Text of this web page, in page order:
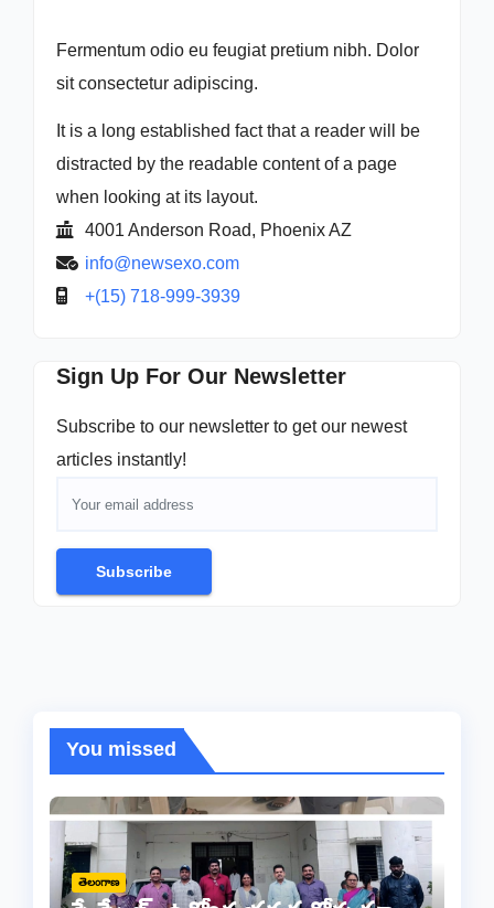
Fermentum odio eu feugiat pretium nibh. Dolor
sit consectetur adipiscing.
It is a long established fact that a reader will be
distracted by the readable content of a page
when looking at its layout.
4001 Anderson Road, Phoenix AZ
info@newsexo.com
+(15) 718-999-3939
Sign Up For Our Newsletter
Subscribe to our newsletter to get our newest
articles instantly!
Subscribe
You missed
తెలంగాణ